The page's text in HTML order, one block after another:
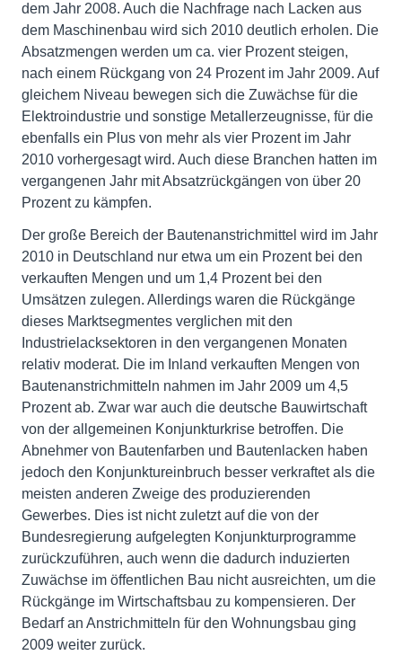
dem Jahr 2008. Auch die Nachfrage nach Lacken aus
dem Maschinenbau wird sich 2010 deutlich erholen. Die
Absatzmengen werden um ca. vier Prozent steigen,
nach einem Rückgang von 24 Prozent im Jahr 2009. Auf
gleichem Niveau bewegen sich die Zuwächse für die
Elektroindustrie und sonstige Metallerzeugnisse, für die
ebenfalls ein Plus von mehr als vier Prozent im Jahr
2010 vorhergesagt wird. Auch diese Branchen hatten im
vergangenen Jahr mit Absatzrückgängen von über 20
Prozent zu kämpfen.
Der große Bereich der Bautenanstrichmittel wird im Jahr
2010 in Deutschland nur etwa um ein Prozent bei den
verkauften Mengen und um 1,4 Prozent bei den
Umsätzen zulegen. Allerdings waren die Rückgänge
dieses Marktsegmentes verglichen mit den
Industrielacksektoren in den vergangenen Monaten
relativ moderat. Die im Inland verkauften Mengen von
Bautenanstrichmitteln nahmen im Jahr 2009 um 4,5
Prozent ab. Zwar war auch die deutsche Bauwirtschaft
von der allgemeinen Konjunkturkrise betroffen. Die
Abnehmer von Bautenfarben und Bautenlacken haben
jedoch den Konjunktureinbruch besser verkraftet als die
meisten anderen Zweige des produzierenden
Gewerbes. Dies ist nicht zuletzt auf die von der
Bundesregierung aufgelegten Konjunkturprogramme
zurückzuführen, auch wenn die dadurch induzierten
Zuwächse im öffentlichen Bau nicht ausreichten, um die
Rückgänge im Wirtschaftsbau zu kompensieren. Der
Bedarf an Anstrichmitteln für den Wohnungsbau ging
2009 weiter zurück.